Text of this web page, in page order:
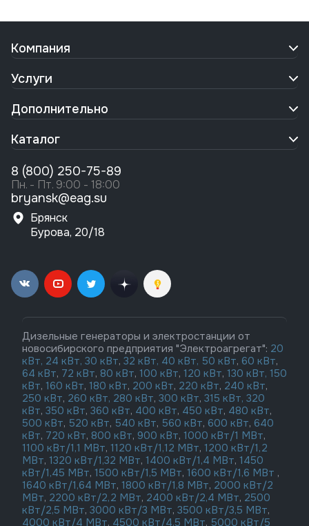
Компания
Услуги
Дополнительно
Каталог
8 (800) 250-75-89
Пн. - Пт. 9:00 - 18:00
bryansk@eag.su
Брянск
Бурова, 20/18
Дизельные генераторы и электростанции от
новосибирского предприятия "Электроагрегат": 20
кВт, 24 кВт, 30 кВт, 32 кВт, 40 кВт, 50 кВт, 60 кВт,
64 кВт, 72 кВт, 80 кВт, 100 кВт, 120 кВт, 130 кВт, 150
кВт, 160 кВт, 180 кВт, 200 кВт, 220 кВт, 240 кВт,
250 кВт, 260 кВт, 280 кВт, 300 кВт, 315 кВт, 320
кВт, 350 кВт, 360 кВт, 400 кВт, 450 кВт, 480 кВт,
500 кВт, 520 кВт, 540 кВт, 560 кВт, 600 кВт, 640
кВт, 720 кВт, 800 кВт, 900 кВт, 1000 кВт/1 МВт,
1100 кВт/1,1 МВт, 1120 кВт/1,12 МВт, 1200 кВт/1,2
МВт, 1320 кВт/1,32 МВт, 1400 кВт/1,4 МВт, 1450
кВт/1,45 МВт, 1500 кВт/1,5 МВт, 1600 кВт/1,6 МВт ,
1640 кВт/1,64 МВт, 1800 кВт/1,8 МВт, 2000 кВт/2
МВт, 2200 кВт/2,2 МВт, 2400 кВт/2,4 МВт, 2500
кВт/2,5 МВт, 3000 кВт/3 МВт, 3500 кВт/3,5 МВт,
4000 кВт/4 МВт, 4500 кВт/4,5 МВт, 5000 кВт/5